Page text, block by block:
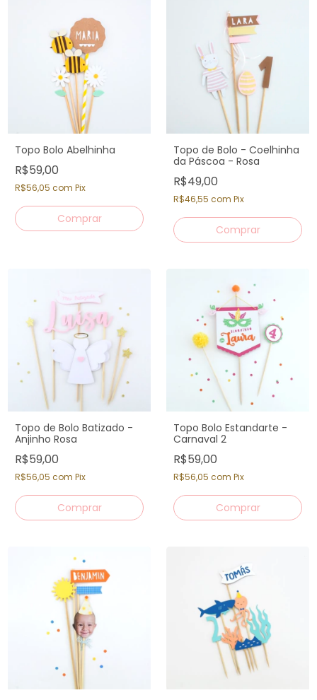
Topo Bolo Abelhinha
R$59,00
R$56,05 com Pix
Topo de Bolo - Coelhinha
da Páscoa - Rosa
R$49,00
R$46,55 com Pix
Topo de Bolo Batizado -
Anjinho Rosa
R$59,00
R$56,05 com Pix
Topo Bolo Estandarte -
Carnaval 2
R$59,00
R$56,05 com Pix